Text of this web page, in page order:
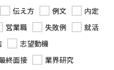
伝え方 例文
内定
営業職 失敗例
就活
志望動機
終面接
業界研究